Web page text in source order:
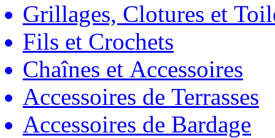
Grillages, Clotures et
Fils et Crochets
Chaînes et Accessoires
Accessoires de Terrasses
Accessoires de Bardage